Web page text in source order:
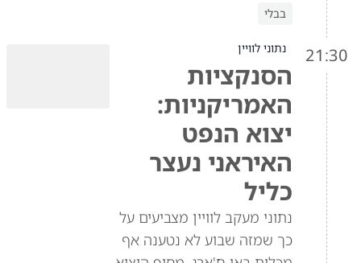
בבלי
21:30 נתוני לוויין
הסנקציות
האמריקניות:
יצוא הנפט
האיראני נעצר
כליל
נתוני מעקב לוויין מצביעים על
כך שמזה שבוע לא נטענה אף